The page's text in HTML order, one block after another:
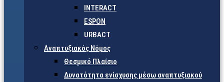
INTERACT
ESPON
URBACT
Αναπτυξιακός Νόμος
Θεσμικό Πλαίσιο
Δυνατότητα ενίσχυσης μέσω αναπτυξιακού